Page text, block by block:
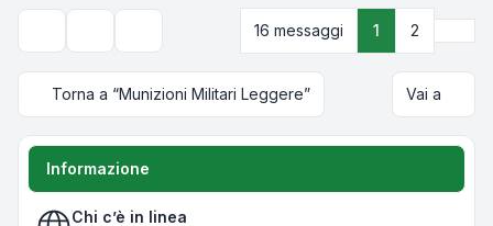
Opzioni di visualizzazione e ordinamento
16 messaggi 1 2
Torna a “Munizioni Militari Leggere” Vai a
Informazione
Chi c’è in linea